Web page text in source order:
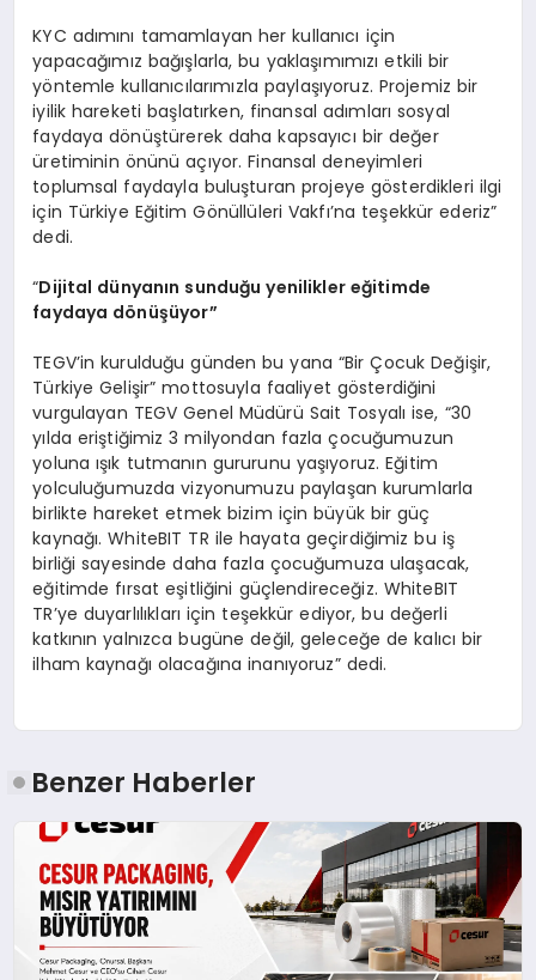
KYC adımını tamamlayan her kullanıcı için
yapacağımız bağışlarla, bu yaklaşımımızı etkili bir
yöntemle kullanıcılarımızla paylaşıyoruz. Projemiz bir
iyilik hareketi başlatırken, finansal adımları sosyal
faydaya dönüştürerek daha kapsayıcı bir değer
üretiminin önünü açıyor. Finansal deneyimleri
toplumsal faydayla buluşturan projeye gösterdikleri ilgi
için Türkiye Eğitim Gönüllüleri Vakfı’na teşekkür ederiz”
dedi.
“Dijital dünyanın sunduğu yenilikler eğitimde
faydaya dönüşüyor”
TEGV’in kurulduğu günden bu yana “Bir Çocuk Değişir,
Türkiye Gelişir” mottosuyla faaliyet gösterdiğini
vurgulayan TEGV Genel Müdürü Sait Tosyalı ise, “30
yılda eriştiğimiz 3 milyondan fazla çocuğumuzun
yoluna ışık tutmanın gururunu yaşıyoruz. Eğitim
yolculuğumuzda vizyonumuzu paylaşan kurumlarla
birlikte hareket etmek bizim için büyük bir güç
kaynağı. WhiteBIT TR ile hayata geçirdiğimiz bu iş
birliği sayesinde daha fazla çocuğumuza ulaşacak,
eğitimde fırsat eşitliğini güçlendireceğiz. WhiteBIT
TR’ye duyarlılıkları için teşekkür ediyor, bu değerli
katkının yalnızca bugüne değil, geleceğe de kalıcı bir
ilham kaynağı olacağına inanıyoruz” dedi.
Benzer Haberler